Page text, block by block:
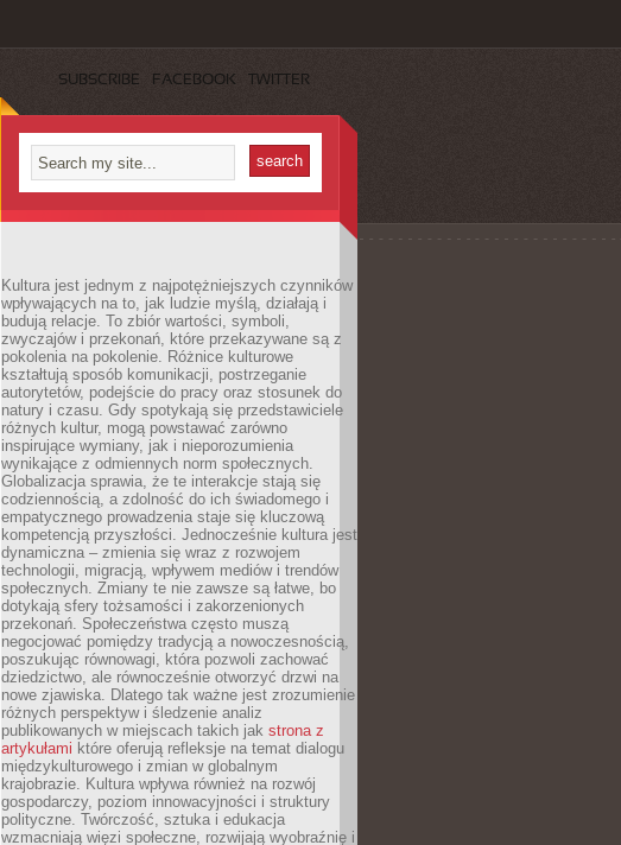
SUBSCRIBE FACEBOOK TWITTER
Kultura jest jednym z najpotężniejszych czynników
wpływających na to, jak ludzie myślą, działają i
budują relacje. To zbiór wartości, symboli,
zwyczajów i przekonań, które przekazywane są z
pokolenia na pokolenie. Różnice kulturowe
kształtują sposób komunikacji, postrzeganie
autorytetów, podejście do pracy oraz stosunek do
natury i czasu. Gdy spotykają się przedstawiciele
różnych kultur, mogą powstawać zarówno
inspirujące wymiany, jak i nieporozumienia
wynikające z odmiennych norm społecznych.
Globalizacja sprawia, że te interakcje stają się
codziennością, a zdolność do ich świadomego i
empatycznego prowadzenia staje się kluczową
kompetencją przyszłości. Jednocześnie kultura jest
dynamiczna – zmienia się wraz z rozwojem
technologii, migracją, wpływem mediów i trendów
społecznych. Zmiany te nie zawsze są łatwe, bo
dotykają sfery tożsamości i zakorzenionych
przekonań. Społeczeństwa często muszą
negocjować pomiędzy tradycją a nowoczesnością,
poszukując równowagi, która pozwoli zachować
dziedzictwo, ale równocześnie otworzyć drzwi na
nowe zjawiska. Dlatego tak ważne jest zrozumienie
różnych perspektyw i śledzenie analiz
publikowanych w miejscach takich jak strona z
artykułami które oferują refleksje na temat dialogu
międzykulturowego i zmian w globalnym
krajobrazie. Kultura wpływa również na rozwój
gospodarczy, poziom innowacyjności i struktury
polityczne. Twórczość, sztuka i edukacja
wzmacniają więzi społeczne, rozwijają wyobraźnię i